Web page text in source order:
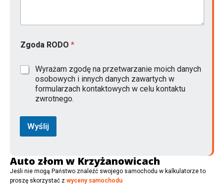
Zgoda RODO *
Wyrażam zgodę na przetwarzanie moich danych
osobowych i innych danych zawartych w
formularzach kontaktowych w celu kontaktu
zwrotnego.
Wyślij
Auto złom w Krzyżanowicach
Jeśli nie mogą Państwo znaleźć swojego samochodu w kalkulatorze to
proszę skorzystać z wyceny samochodu